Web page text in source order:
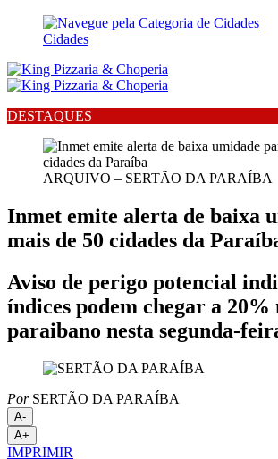
Cidades
DESTAQUES
ARQUIVO – SERTÃO DA PARAÍBA
Inmet emite alerta de baixa
mais de 50 cidades da
Aviso de perigo potencial
índices podem chegar a
paraibano nesta segunda-
PorSERTÃO DA PARAÍBA
A-
A+
IMPRIMIR